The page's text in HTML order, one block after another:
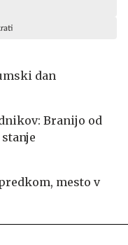
dan
Branijo od
mesto v